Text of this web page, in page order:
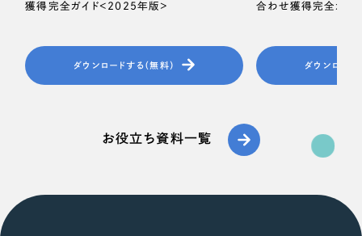
獲得完全ガイド＜2025年版＞
ダウンロードする（無料）
合わせ獲得完全ガイ
ダウンロード
お役立ち資料一覧